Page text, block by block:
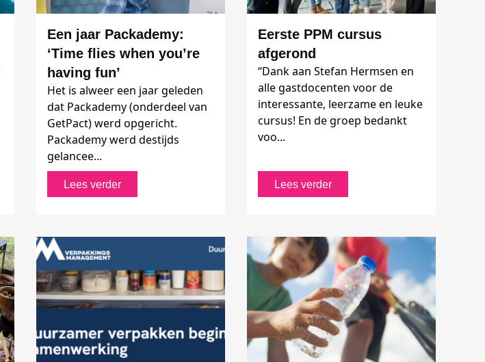
Een jaar Packademy:
‘Time flies when you’re
having fun’
Het is alweer een jaar geleden
dat Packademy (onderdeel van
GetPact) werd opgericht.
Packademy werd destijds
gelancee...
Lees verder
Eerste PPM cursus
afgerond
“Dank aan Stefan Hermsen en
alle gastdocenten voor de
interessante, leerzame en leuke
cursus! En de groep bedankt
voo...
Lees verder